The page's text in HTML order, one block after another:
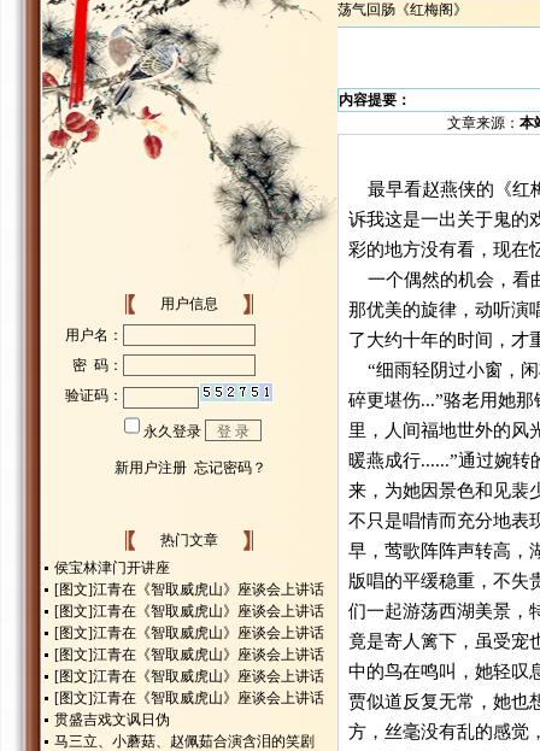
用户信息
热门文章
侯宝林津门开讲座
[图文]江青在《智取威虎山》座谈会上讲话
[图文]江青在《智取威虎山》座谈会上讲话
[图文]江青在《智取威虎山》座谈会上讲话
[图文]江青在《智取威虎山》座谈会上讲话
[图文]江青在《智取威虎山》座谈会上讲话
[图文]江青在《智取威虎山》座谈会上讲话
贯盛吉戏文讽日伪
马三立、小蘑菇、赵佩茹合演含泪的笑剧
荡气回肠《红梅阁》
内容提要：
文章来源： 本
最早看赵燕侠的《红
诉我这是一出关于鬼的
彩的地方没有看，现在
一个偶然的机会，看
那优美的旋律，动听演
了大约十年的时间，才
“细雨轻阴过小窗，闲
碎更堪伤...”骆老用她
里，人间福地世外的风
暖燕成行......”通过婉
来，为她因景色和见裴
不只是唱情而充分地表
早，莺歌阵阵声转高，
版唱的平缓稳重，不失
们一起游荡西湖美景，
竟是寄人篱下，虽受宠
中的鸟在鸣叫，她轻叹
贾似道反复无常，她也
方，丝毫没有乱的感觉